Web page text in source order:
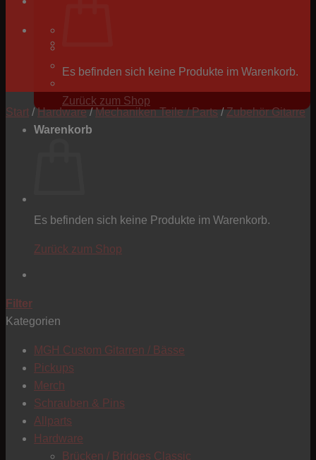
Es befinden sich keine Produkte im Warenkorb.
Zurück zum Shop
Warenkorb
Es befinden sich keine Produkte im Warenkorb.
Zurück zum Shop
Start / Hardware / Mechaniken Teile / Parts / Zubehör Gitarre
Filter
Kategorien
MGH Custom Gitarren / Bässe
Pickups
Merch
Schrauben & Pins
Allparts
Hardware
Brücken / Bridges Classic